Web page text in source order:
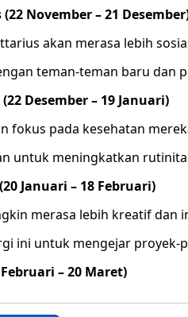
November – 21
akan merasa lebih
teman-teman baru dan
Desember – 19 Januari)
fokus pada kesehatan
untuk meningkatkan
Januari – 18 Februari)
merasa lebih kreatif dan
ini untuk mengejar proyek-
Februari – 20 Maret)